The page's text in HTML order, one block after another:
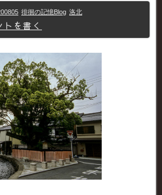
徘徊の記憶Blog 洛北
トを書く